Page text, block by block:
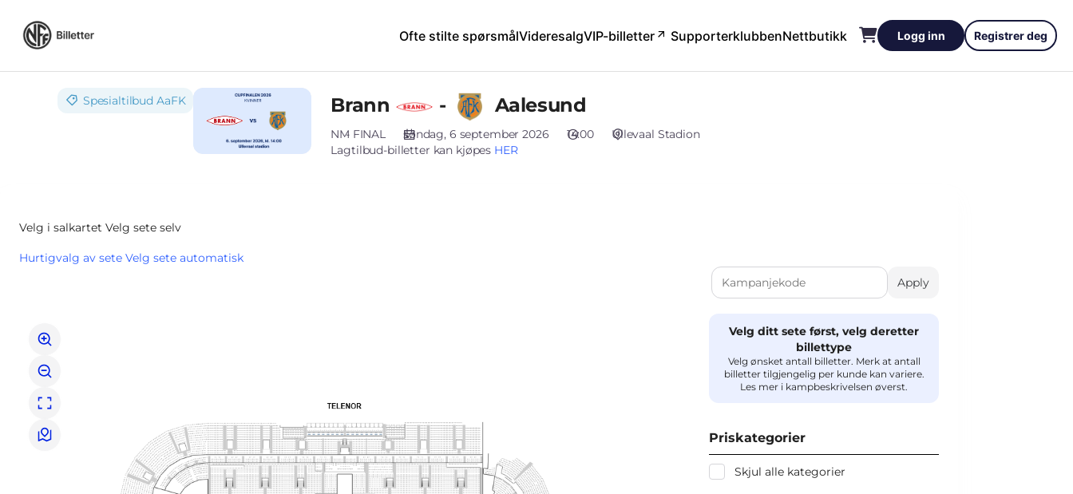
kartet
Norges
Fotballforbund
NM Spesialtilbud AaFK Brann - Aalesund
NM FINAL søndag, 6 september 2026 14:00
Ullevaal Stadion
Lagtilbud-billetter kan kjøpes HER
Velg i salkartet Velg sete selv
Hurtigvalg av sete Velg sete automatisk
Apply
Velg ditt sete først, velg deretter
billettype
Velg ønsket antall billetter. Merk at antall
billetter tilgjengelig per kunde kan variere.
Les mer i kampbeskrivelsen øverst.
Priskategorier
Skjul alle kategorier